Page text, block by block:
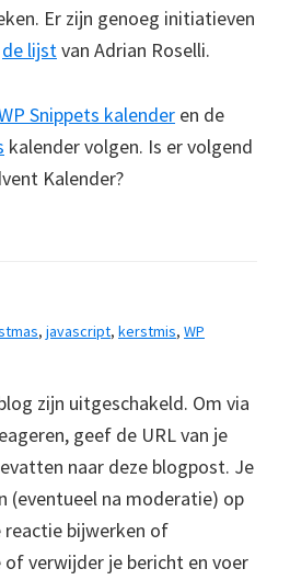
Er zijn genoeg initiatieven
de lijstvan Adrian Roselli.
Snippets kalender en de
kalender volgen. Is er volgend
Kalender?
, javascript, kerstmis, WP
zijn uitgeschakeld. Om via
geef de URL van je
naar deze blogpost. Je
(eventueel na moderatie) op
reactie bijwerken of
verwijder je bericht en voer